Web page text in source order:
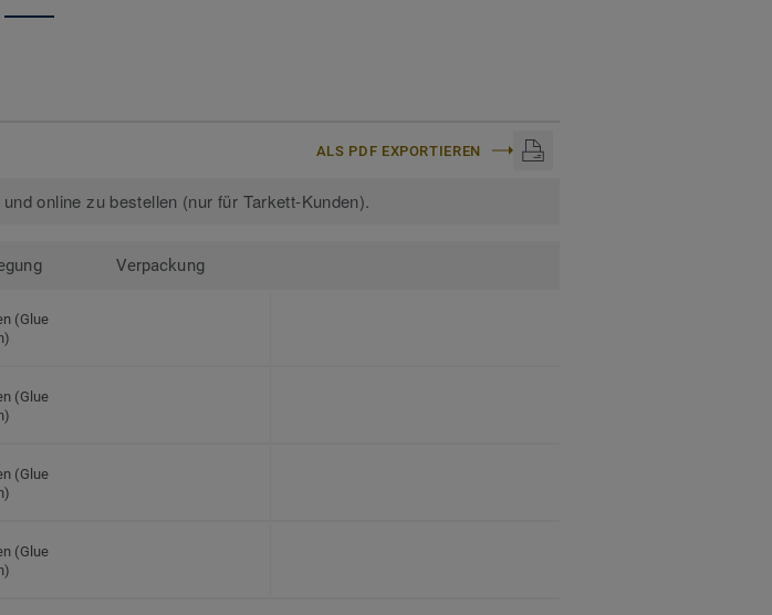
ALS PDF EXPORTIEREN
online zu bestellen (nur für Tarkett-Kunden).
Verpackung
(Glue
(Glue
(Glue
(Glue